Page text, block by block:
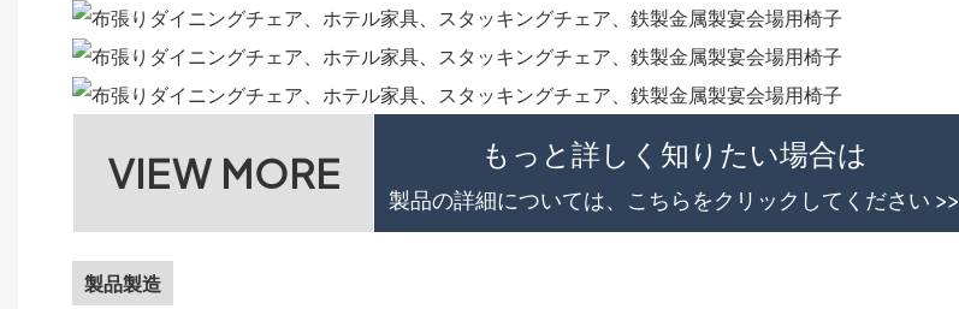
VIEW MORE もっと詳しく知りたい場合は
製品の詳細については、こちらをクリックしてください >>
製品製造